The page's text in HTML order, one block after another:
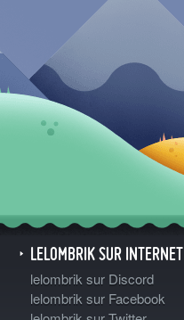
LELOMBRIK SUR INTERNET
lelombrik sur Discord
lelombrik sur Facebook